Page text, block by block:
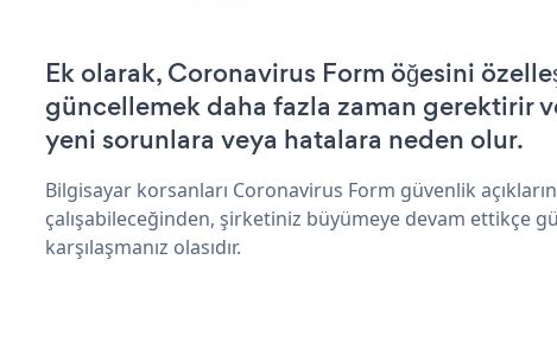
Ek olarak, Coronavirus Form öğesini
güncellemek daha fazla zaman gerektirir
yeni sorunlara veya hatalara neden olur.
Bilgisayar korsanları Coronavirus Form güvenlik
çalışabileceğinden, şirketiniz büyümeye devam ettikçe
karşılaşmanız olasıdır.